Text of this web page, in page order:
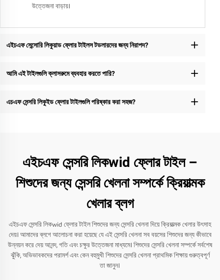
উত্তেজনা বাড়ায়।
এইচএফ সেন্সোরি লিকুয়াড ফ্লোর টাইলস টডলারদের জন্য নিরাপদ?
আমি এই টাইলগুলি ক্লাসরুমে ব্যবহার করতে পারি?
এচএফ সেন্সরি লিকুইড ফ্লোর টাইলগুলি পরিষ্কার করা সহজ?
এইচএফ সেন্সরি লিকwid ফ্লোর টাইল –
শিশুদের জন্য সেন্সরি খেলনা সম্পর্কে ক্রিয়াত্মক
খেলার ব্লগ
এইচএফ সেন্সরি লিকwid ফ্লোর টাইল শিশুদের জন্য সেন্সরি খেলনা দিয়ে ক্রিয়াত্মক খেলার উৎসাহ
দেয়। আমাদের ব্লগে আলোচনা করা হয়েছে যে এই সেন্সরি খেলনা সব বয়সের শিশুদের জন্য কীভাবে
উন্নয়ন করে দেয় আনন্দ, গতি এবং চক্ষুর উত্তেজনা মাধ্যমে। শিশুদের সেন্সরি খেলনা সম্পর্কে সর্বশেষ
ঝুঁকি, অভিভাবকদের পরামর্শ এবং কেন বহুমুখী শিশুদের সেন্সরি খেলনা প্রাথমিক শিক্ষায় গুরুত্বপূর্ণ
তা জানুন।